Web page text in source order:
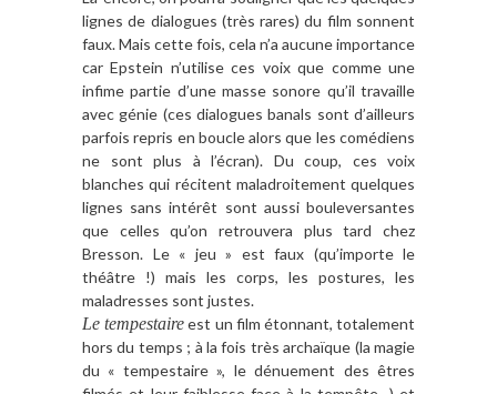
lignes de dialogues (très rares) du film sonnent
faux. Mais cette fois, cela n’a aucune importance
car Epstein n’utilise ces voix que comme une
infime partie d’une masse sonore qu’il travaille
avec génie (ces dialogues banals sont d’ailleurs
parfois repris en boucle alors que les comédiens
ne sont plus à l’écran). Du coup, ces voix
blanches qui récitent maladroitement quelques
lignes sans intérêt sont aussi bouleversantes
que celles qu’on retrouvera plus tard chez
Bresson. Le « jeu » est faux (qu’importe le
théâtre !) mais les corps, les postures, les
maladresses sont justes.
Le tempestaireest un film étonnant, totalement
hors du temps ; à la fois très archaïque (la magie
du « tempestaire », le dénuement des êtres